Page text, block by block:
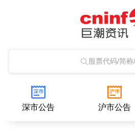
股票代码/简
深市公告 沪市公告